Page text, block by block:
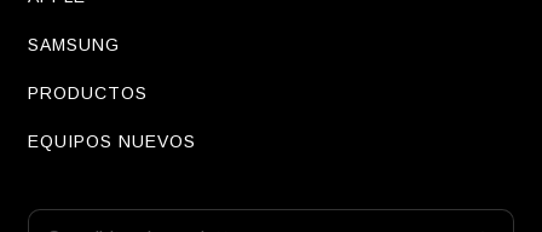
SAMSUNG
PRODUCTOS
EQUIPOS NUEVOS